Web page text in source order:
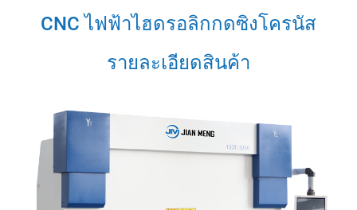
CNC ไฟฟ้าไฮดรอลิกกดซิงโครนัส
รายละเอียดสินค้า